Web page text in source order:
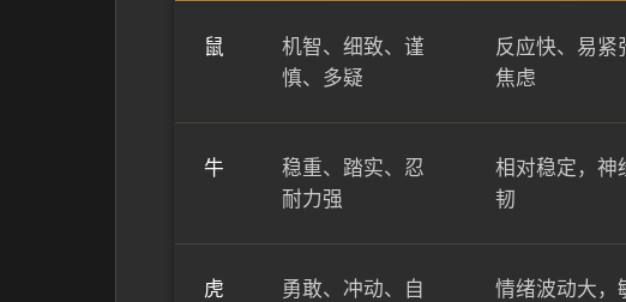
鼠
机智、细致、谨
慎、多疑
反应快、易紧
焦虑
牛
稳重、踏实、忍
耐力强
相对稳定，神
韧
虎
勇敢、冲动、自
情绪波动大，